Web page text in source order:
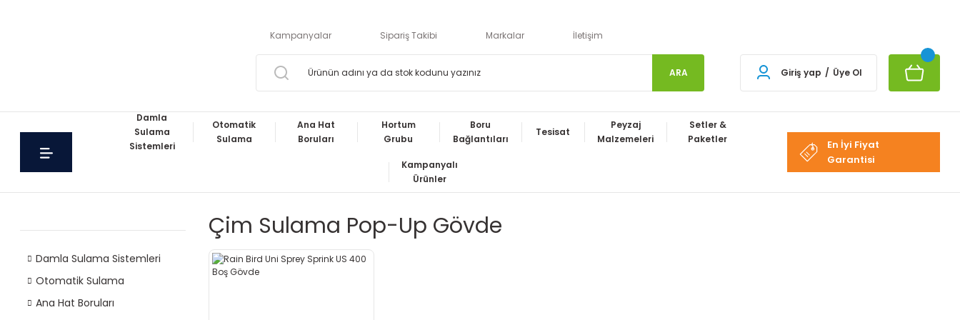
Kampanyalar Sipariş Takibi Markalar İletişim
ARA Giriş yap / Üye Ol
Damla
Sulama
Sistemleri
Otomatik
Sulama
Ana Hat
Boruları
Hortum
Grubu
Boru
Bağlantıları
Tesisat
Peyzaj
Malzemeleri
Setler &
Paketler
Kampanyalı
Ürünler
En İyi Fiyat
Garantisi
Damla Sulama Sistemleri
Otomatik Sulama
Ana Hat Boruları
Çim Sulama Pop-Up Gövde